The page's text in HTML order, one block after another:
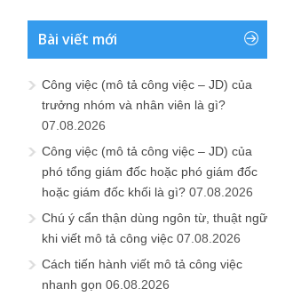
Bài viết mới
Công việc (mô tả công việc – JD) của
trưởng nhóm và nhân viên là gì?
07.08.2026
Công việc (mô tả công việc – JD) của
phó tổng giám đốc hoặc phó giám đốc
hoặc giám đốc khối là gì? 07.08.2026
Chú ý cẩn thận dùng ngôn từ, thuật ngữ
khi viết mô tả công việc 07.08.2026
Cách tiến hành viết mô tả công việc
nhanh gọn 06.08.2026